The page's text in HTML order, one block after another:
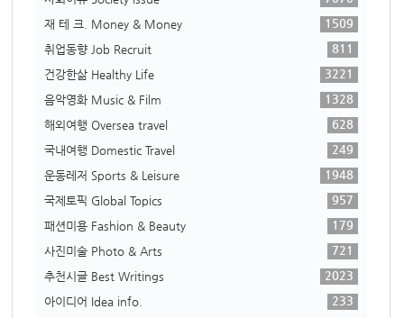
재 테 크. Money & Money
1509
취업동향 Job Recruit
811
건강한삶 Healthy Life
3221
음악영화 Music & Film
1328
해외여행 Oversea travel
628
국내여행 Domestic Travel
249
운동레저 Sports & Leisure
1948
국제토픽 Global Topics
957
패션미용 Fashion & Beauty
179
사진미술 Photo & Arts
721
추천시글 Best Writings
2023
아이디어 Idea info.
233